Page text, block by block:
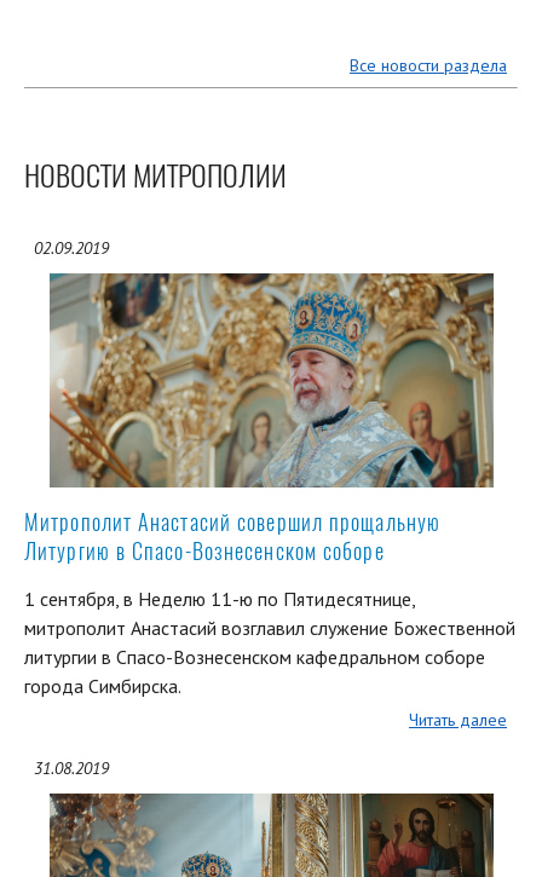
Все новости раздела
НОВОСТИ МИТРОПОЛИИ
02.09.2019
Митрополит Анастасий совершил прощальную
Литургию в Спасо-Вознесенском соборе
1 сентября, в Неделю 11-ю по Пятидесятнице,
митрополит Анастасий возглавил служение Божественной
литургии в Спасо-Вознесенском кафедральном соборе
города Симбирска.
Читать далее
31.08.2019